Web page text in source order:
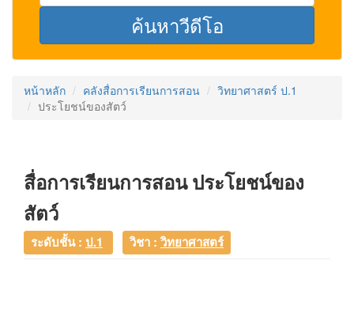
หน้าหลัก คลังสื่อการเรียนการสอน
วิทยาศาสตร์ ป.1
ประโยชน์ของสัตว์
สื่อการเรียนการสอน ประโยชน์ของ
สัตว์
ระดับชั้น : ป.1 วิชา :วิทยาศาสตร์